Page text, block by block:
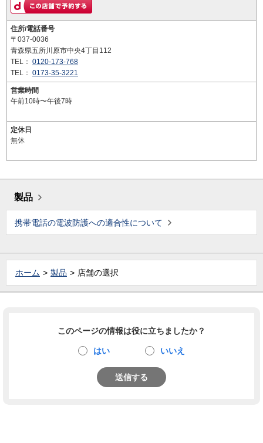
住所/電話番号
〒037-0036
青森県五所川原市中央4丁目112
TEL： 0120-173-768
TEL： 0173-35-3221
営業時間
午前10時〜午後7時
定休日
無休
製品
携帯電話の電波防護への適合性について
ホーム 製品 店舗の選択
このページの情報は役に立ちましたか？
はい いいえ
送信する